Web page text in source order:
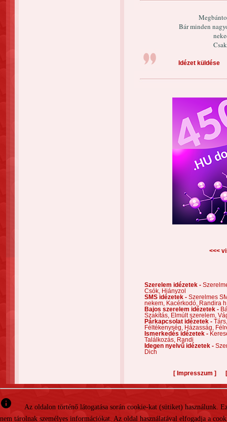
Bár minden
Idézet küldése
<<<
Szerelem idézetek -
Csók,
Hiányzol
SMS idézetek - Szerelmes
nekem,
Kacérkodó,
Randira
Bajos szerelem idézetek -
Szakítás,
Elmúlt szerelem,
Párkapcsolat idézetek -
Féltékenység,
Házasság,
Ismerkedés idézetek -
Találkozás,
Randi
Idegen nyelvű idézetek -
Dich
[ Impresszum ]
info
Az oldalon történő látogatása során cookie-kat (sütiket)
nem tárolnak személyes információkat. Az oldal használatával elfogadja a